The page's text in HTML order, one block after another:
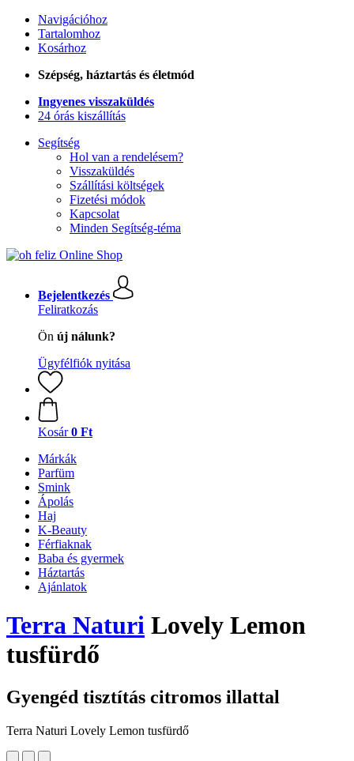
Navigációhoz
Tartalomhoz
Kosárhoz
Szépség, háztartás és életmód
Ingyenes visszaküldés
24 órás kiszállítás
Segítség
Hol van a rendelésem?
Visszaküldés
Szállítási költségek
Fizetési módok
Kapcsolat
Minden Segítség-téma
Bejelentkezés
Feliratkozás
Ön új nálunk?
Ügyfélfiók nyitása
Kosár 0 Ft
Márkák
Parfüm
Smink
Ápolás
Haj
K-Beauty
Férfiaknak
Baba és gyermek
Háztartás
Ajánlatok
Terra Naturi Lovely Lemon
tusfürdő
Gyengéd tisztítás citromos illattal
Terra Naturi Lovely Lemon tusfürdő